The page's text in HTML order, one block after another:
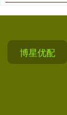
博星优配